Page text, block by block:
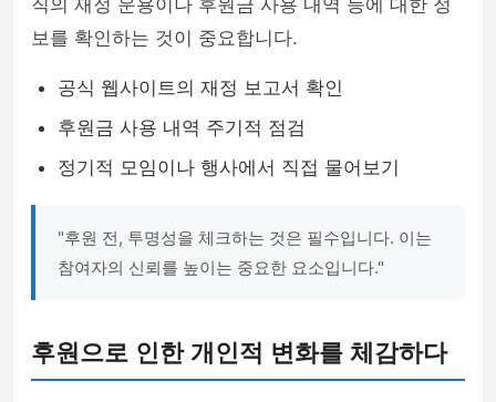
직의 재정 운용이나 후원금 사용 내역 등에 대한 정
보를 확인하는 것이 중요합니다.
공식 웹사이트의 재정 보고서 확인
후원금 사용 내역 주기적 점검
정기적 모임이나 행사에서 직접 물어보기
"후원 전, 투명성을 체크하는 것은 필수입니다. 이는
참여자의 신뢰를 높이는 중요한 요소입니다."
후원으로 인한 개인적 변화를 체감하다